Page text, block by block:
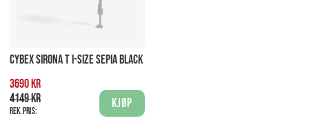
CYBEX SIRONA T I-SIZE SEPIA BLACK
3690 kr
4149 kr
Rek. pris:
Kjøp